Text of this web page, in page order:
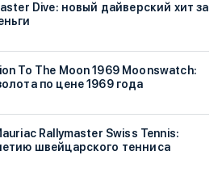
Dive: новый дайверский хит за
To The Moon 1969 Moonswatch:
по цене 1969 года
Rallymaster Swiss Tennis:
швейцарского тенниса